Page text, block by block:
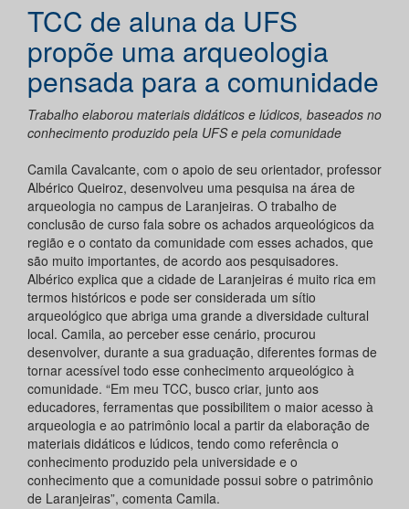
TCC de aluna da UFS
propõe uma arqueologia
pensada para a comunidade
Trabalho elaborou materiais didáticos e lúdicos, baseados no
conhecimento produzido pela UFS e pela comunidade
Camila Cavalcante, com o apoio de seu orientador, professor
Albérico Queiroz, desenvolveu uma pesquisa na área de
arqueologia no campus de Laranjeiras. O trabalho de
conclusão de curso fala sobre os achados arqueológicos da
região e o contato da comunidade com esses achados, que
são muito importantes, de acordo aos pesquisadores.
Albérico explica que a cidade de Laranjeiras é muito rica em
termos históricos e pode ser considerada um sítio
arqueológico que abriga uma grande a diversidade cultural
local. Camila, ao perceber esse cenário, procurou
desenvolver, durante a sua graduação, diferentes formas de
tornar acessível todo esse conhecimento arqueológico à
comunidade. “Em meu TCC, busco criar, junto aos
educadores, ferramentas que possibilitem o maior acesso à
arqueologia e ao patrimônio local a partir da elaboração de
materiais didáticos e lúdicos, tendo como referência o
conhecimento produzido pela universidade e o
conhecimento que a comunidade possui sobre o patrimônio
de Laranjeiras”, comenta Camila.